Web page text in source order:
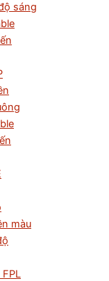
sáng
màu